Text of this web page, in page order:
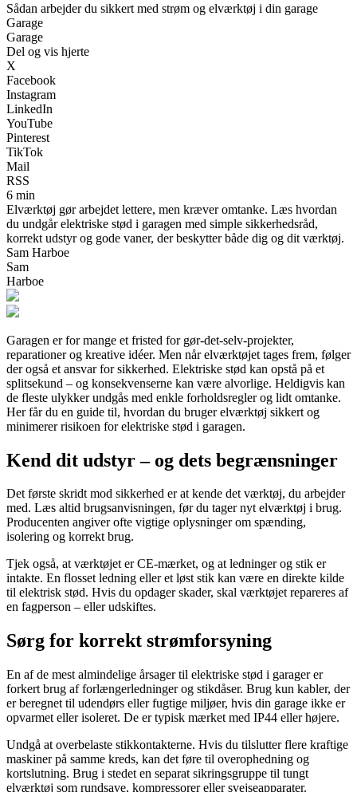
Sådan arbejder du sikkert med strøm og elværktøj i din garage
Garage
Garage
Del og vis hjerte
X
Facebook
Instagram
LinkedIn
YouTube
Pinterest
TikTok
Mail
RSS
6 min
Elværktøj gør arbejdet lettere, men kræver omtanke. Læs hvordan
du undgår elektriske stød i garagen med simple sikkerhedsråd,
korrekt udstyr og gode vaner, der beskytter både dig og dit værktøj.
Sam Harboe
Sam
Harboe
Garagen er for mange et fristed for gør-det-selv-projekter,
reparationer og kreative idéer. Men når elværktøjet tages frem, følger
der også et ansvar for sikkerhed. Elektriske stød kan opstå på et
splitsekund – og konsekvenserne kan være alvorlige. Heldigvis kan
de fleste ulykker undgås med enkle forholdsregler og lidt omtanke.
Her får du en guide til, hvordan du bruger elværktøj sikkert og
minimerer risikoen for elektriske stød i garagen.
Kend dit udstyr – og dets begrænsninger
Det første skridt mod sikkerhed er at kende det værktøj, du arbejder
med. Læs altid brugsanvisningen, før du tager nyt elværktøj i brug.
Producenten angiver ofte vigtige oplysninger om spænding,
isolering og korrekt brug.
Tjek også, at værktøjet er CE-mærket, og at ledninger og stik er
intakte. En flosset ledning eller et løst stik kan være en direkte kilde
til elektrisk stød. Hvis du opdager skader, skal værktøjet repareres af
en fagperson – eller udskiftes.
Sørg for korrekt strømforsyning
En af de mest almindelige årsager til elektriske stød i garager er
forkert brug af forlængerledninger og stikdåser. Brug kun kabler, der
er beregnet til udendørs eller fugtige miljøer, hvis din garage ikke er
opvarmet eller isoleret. De er typisk mærket med IP44 eller højere.
Undgå at overbelaste stikkontakterne. Hvis du tilslutter flere kraftige
maskiner på samme kreds, kan det føre til overophedning og
kortslutning. Brug i stedet en separat sikringsgruppe til tungt
elværktøj som rundsave, kompressorer eller svejseapparater.